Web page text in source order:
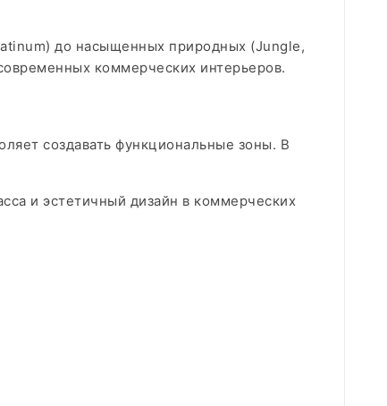
до насыщенных природных (Jungle,
коммерческих интерьеров.
создавать функциональные зоны. В
и эстетичный дизайн в коммерческих